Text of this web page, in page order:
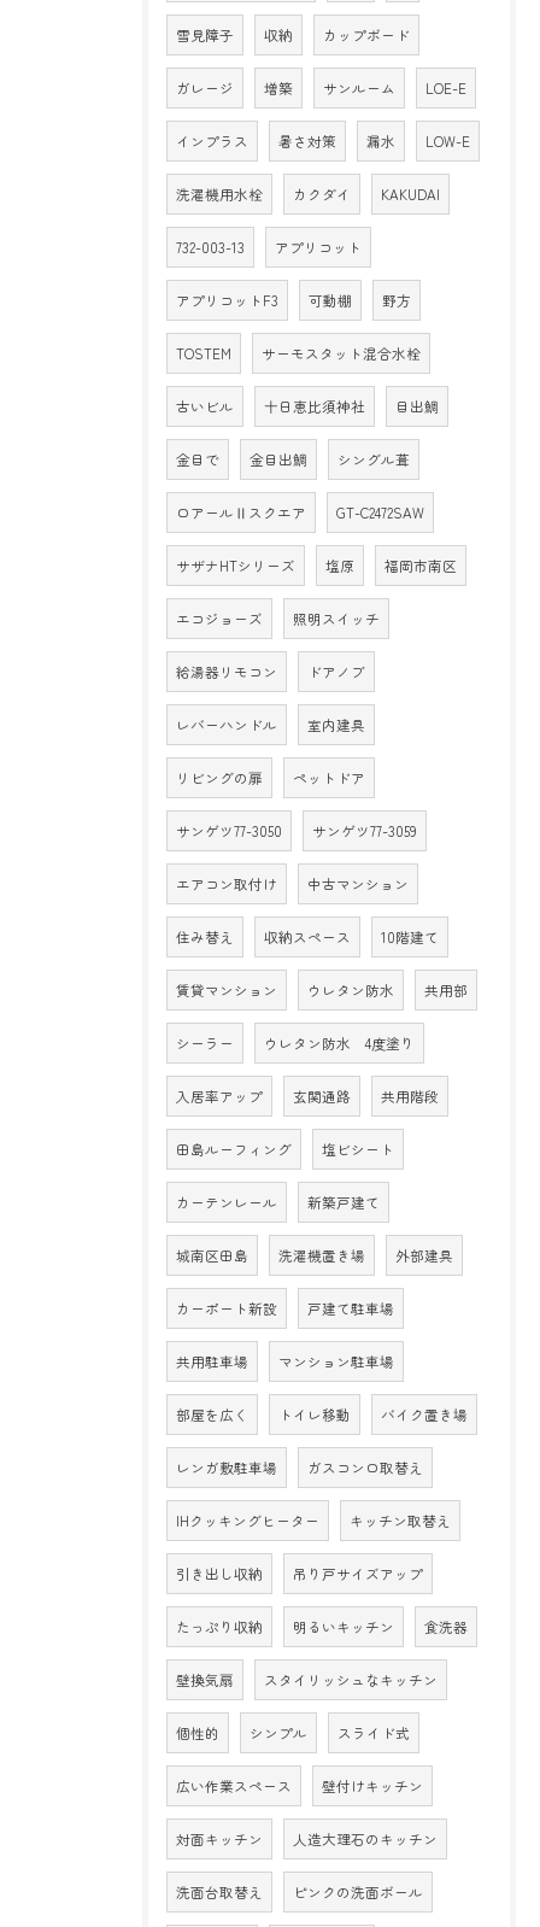
雪見障子 収納 カップボード
ガレージ 増築 サンルーム LOE-E
インプラス 暑さ対策 漏水 LOW-E
洗濯機用水栓 カクダイ KAKUDAI
732-003-13 アプリコット
アプリコットF3 可動棚 野方
TOSTEM サーモスタット混合水栓
古いビル 十日恵比須神社 目出鯛
金目で 金目出鯛 シングル葺
ロアールⅡスクエア GT-C2472SAW
サザナHTシリーズ 塩原 福岡市南区
エコジョーズ 照明スイッチ
給湯器リモコン ドアノブ
レバーハンドル 室内建具
リビングの扉 ペットドア
サンゲツ77-3050 サンゲツ77-3059
エアコン取付け 中古マンション
住み替え 収納スペース 10階建て
賃貸マンション ウレタン防水 共用部
シーラー ウレタン防水 4度塗り
入居率アップ 玄関通路 共用階段
田島ルーフィング 塩ビシート
カーテンレール 新築戸建て
城南区田島 洗濯機置き場 外部建具
カーポート新設 戸建て駐車場
共用駐車場 マンション駐車場
部屋を広く トイレ移動 バイク置き場
レンガ敷駐車場 ガスコンロ取替え
IHクッキングヒーター キッチン取替え
引き出し収納 吊り戸サイズアップ
たっぷり収納 明るいキッチン 食洗器
壁換気扇 スタイリッシュなキッチン
個性的 シンプル スライド式
広い作業スペース 壁付けキッチン
対面キッチン 人造大理石のキッチン
洗面台取替え ピンクの洗面ボール